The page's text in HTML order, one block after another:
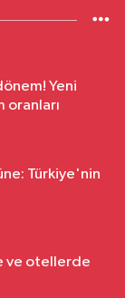
Yeni
oranları
Türkiye'nin
ve otellerde